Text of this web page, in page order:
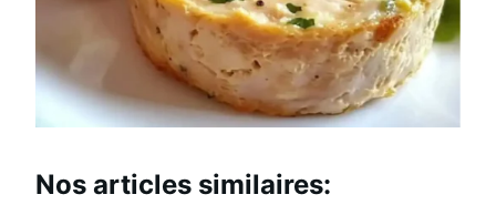
Nos articles similaires: